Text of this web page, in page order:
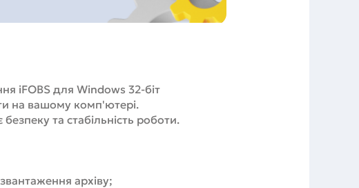
iFOBS для Windows 32-біт
на вашому комп'ютері.
та стабільність роботи.
архіву;